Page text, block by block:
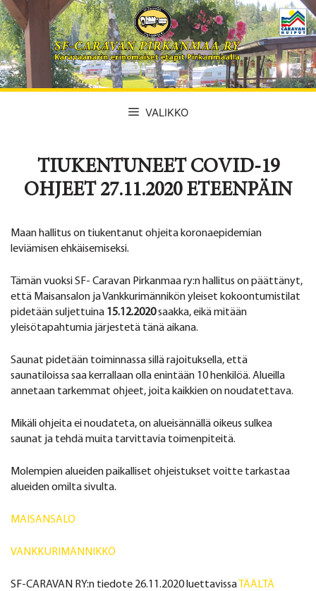
Siirry
sisältöön
VALIKKO
TIUKENTUNEET COVID-19
OHJEET 27.11.2020 ETEENPÄIN
Maan hallitus on tiukentanut ohjeita koronaepidemian
leviämisen ehkäisemiseksi.
Tämän vuoksi SF- Caravan Pirkanmaa ry:n hallitus on päättänyt,
että Maisansalon ja Vankkurimännikön yleiset kokoontumistilat
pidetään suljettuina 15.12.2020saakka, eikä mitään
yleisötapahtumia järjestetä tänä aikana.
Saunat pidetään toiminnassa sillä rajoituksella, että
saunatiloissa saa kerrallaan olla enintään 10 henkilöä. Alueilla
annetaan tarkemmat ohjeet, joita kaikkien on noudatettava.
Mikäli ohjeita ei noudateta, on alueisännällä oikeus sulkea
saunat ja tehdä muita tarvittavia toimenpiteitä.
Molempien alueiden paikalliset ohjeistukset voitte tarkastaa
alueiden omilta sivulta.
MAISANSALO
VANKKURIMÄNNIKKÖ
SF-CARAVAN RY:n tiedote 26.11.2020 luettavissaTÄÄLTÄ